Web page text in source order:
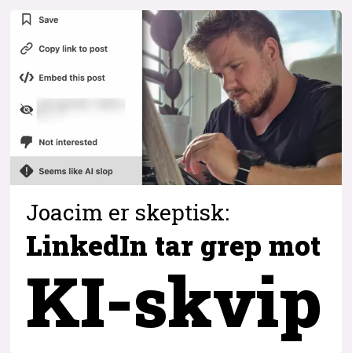
Joacim er skeptisk:
LinkedIn tar grepmot
KI-skvip